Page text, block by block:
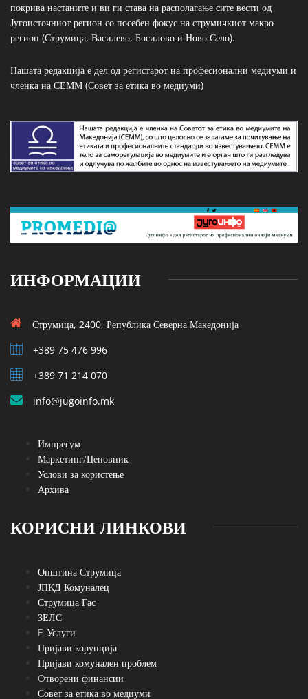
покрива настаните и ви ги става на располагање сите вести од
Југоисточниот регион со посебен фокус на струмичкиот макро
регион (Струмица, Василево, Босилово и Ново Село).
Нашата редакција е дел од регистарот на професионални медиуми и
членка на СЕММ (Совет за етика во медиуми)
ИНФОРМАЦИИ
Струмица, 2400, Република Северна Македонија
+389 75 476 996
+389 71 214 070
info@jugoinfo.mk
Импресум
Маркетинг/Ценовник
Услови за користење
Архива
КОРИСНИ ЛИНКОВИ
Општина Струмица
ЈПКД Комуналец
Струмица Гас
ЗЕЛС
E-Услуги
Пријави корупција
Пријави комунален проблем
Oтворени финансии
Совет за етика во медиуми